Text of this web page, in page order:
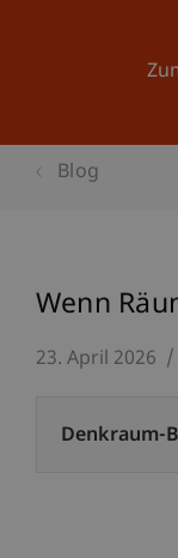
Blog
Wenn
23. April 2026
Denkraum-